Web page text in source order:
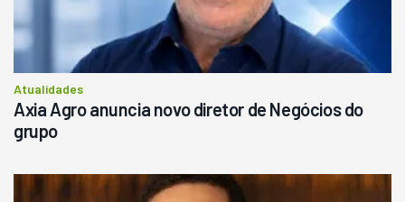
Atualidades
Axia Agro anuncia novo diretor de Negócios do
grupo